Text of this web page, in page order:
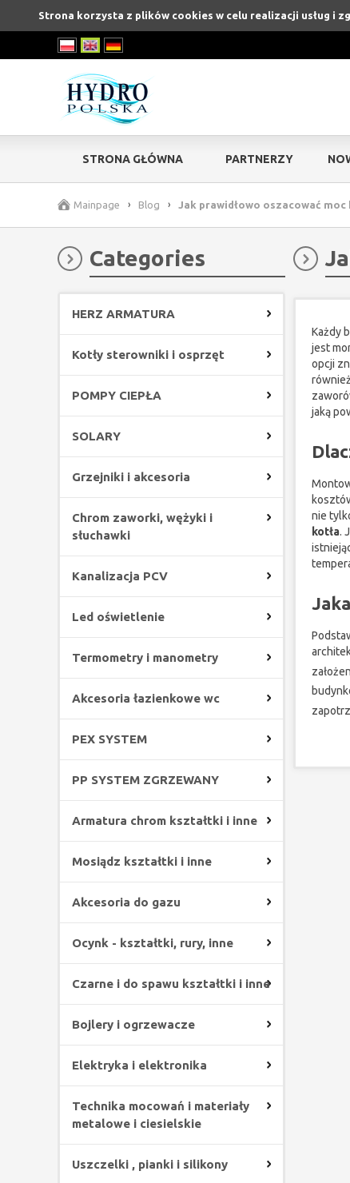
Strona korzysta z plików cookies w celu realizacji usług i
STRONA GŁÓWNA PARTNERZY
Mainpage › Blog › Jak prawidłowo oszacować moc
Categories
HERZ ARMATURA
Kotły sterowniki i osprzęt
POMPY CIEPŁA
SOLARY
Grzejniki i akcesoria
Chrom zaworki, wężyki i
słuchawki
Kanalizacja PCV
Led oświetlenie
Termometry i manometry
Akcesoria łazienkowe wc
PEX SYSTEM
PP SYSTEM ZGRZEWANY
Armatura chrom kształtki i inne
Mosiądz kształtki i inne
Akcesoria do gazu
Ocynk - kształtki, rury, inne
Czarne i do spawu kształtki i inne
Bojlery i ogrzewacze
Elektryka i elektronika
Technika mocowań i materiały
metalowe i ciesielskie
Uszczelki , pianki i silikony
Każdy
jest
opcji
jaką
nie
kotła.